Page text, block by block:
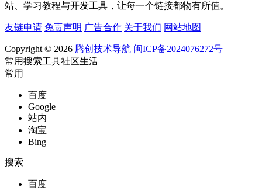
站、学习教程与开发工具，让每一个链接都物有所值。
友链申请 免责声明 广告合作 关于我们 网站地图
Copyright © 2026 腾创技术导航 闽ICP备2024076272号
常用搜索工具社区生活
常用
百度
Google
站内
淘宝
Bing
搜索
百度